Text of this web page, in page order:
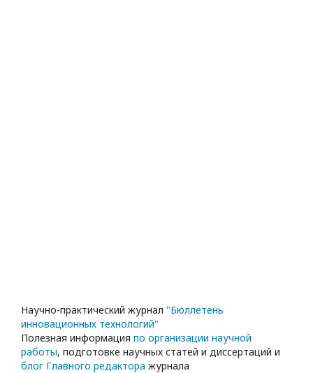
Научно-практический журнал "Бюллетень
инновационных технологий"
Полезная информация по организации научной
работы, подготовке научных статей и диссертаций и
блог Главного редактора журнала